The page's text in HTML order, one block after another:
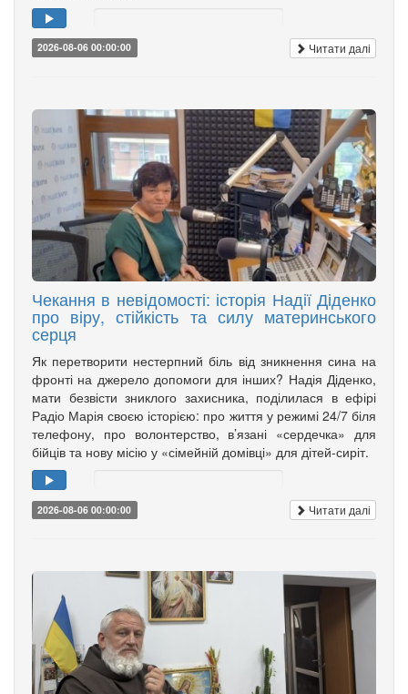
2026-08-06 00:00:00 Читати далі
Чекання в невідомості: історія Надії Діденко
про віру, стійкість та силу материнського
серця
Як перетворити нестерпний біль від зникнення сина на
фронті на джерело допомоги для інших? Надія Діденко,
мати безвісти зниклого захисника, поділилася в ефірі
Радіо Марія своєю історією: про життя у режимі 24/7 біля
телефону, про волонтерство, в’язані «сердечка» для
бійців та нову місію у «сімейній домівці» для дітей-сиріт.
2026-08-06 00:00:00 Читати далі